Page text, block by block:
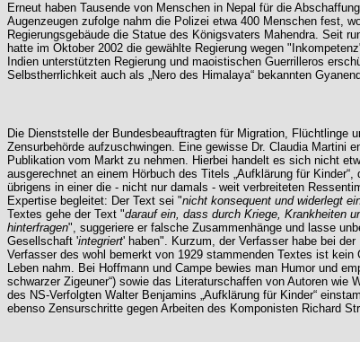
Erneut haben Tausende von Menschen in Nepal für die
Augenzeugen zufolge nahm die Polizei etwa 400 Menschen fest,
Regierungsgebäude die Statue des Königsvaters Mahendra. Seit
hatte im Oktober 2002 die gewählte Regierung wegen
Indien unterstützten Regierung und maoistischen Guerrilleros
Selbstherrlichkeit auch als „Nero des Himalaya“ bekannten
Die Dienststelle der Bundesbeauftragten für Migration,
Zensurbehörde aufzuschwingen. Eine gewisse Dr. Claudia Martini
Publikation vom Markt zu nehmen. Hierbei handelt es sich nicht
ausgerechnet an einem Hörbuch des Titels „Aufklärung für
übrigens in einer die - nicht nur damals - weit verbreiteten
Expertise begleitet: Der Text sei "nicht konsequent und widerlegt
Textes gehe der Text "darauf ein, dass durch Kriege, Krankheiten
hinterfragen", suggeriere er falsche Zusammenhänge und lasse
Gesellschaft 'integriert' haben". Kurzum, der Verfasser habe bei
Verfasser des wohl bemerkt von 1929 stammenden Textes ist
Leben nahm. Bei Hoffmann und Campe bewies man Humor und
schwarzer Zigeuner“) sowie das Literaturschaffen von Autoren wie
des NS-Verfolgten Walter Benjamins „Aufklärung für Kinder“
ebenso Zensurschritte gegen Arbeiten des Komponisten Richard